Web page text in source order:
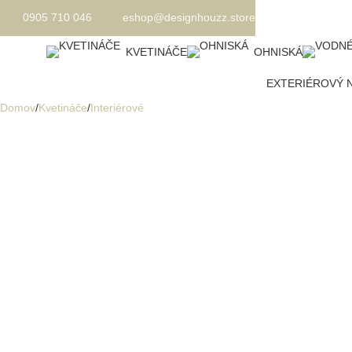
KVETINÁČE OHNISKÁ
EXTERIÉROVÝ
Domov Kvetináče Interiérové
0905 710 046 eshop@designhouzz.store